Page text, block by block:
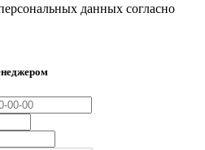
данных согласно